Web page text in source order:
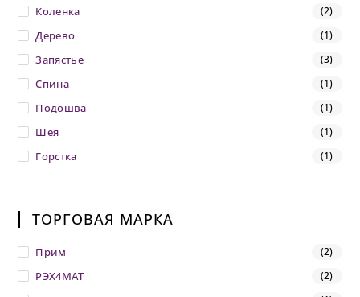
Коленка (2)
Дерево (1)
Запястье (3)
Спина (1)
Подошва (1)
Шея (1)
Горстка (1)
ТОРГОВАЯ МАРКА
Прим (2)
РЭХ4МАТ (2)